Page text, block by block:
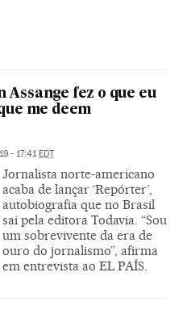
Assange fez o que eu
me deem
- 17:41EDT
Jornalista norte-americano
acaba de lançar ‘Repórter’,
autobiografia que no Brasil
sai pela editora Todavia. “Sou
um sobrevivente da era de
ouro do jornalismo”, afirma
em entrevista ao EL PAÍS.